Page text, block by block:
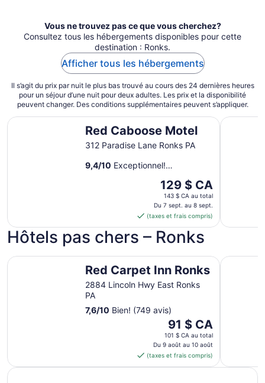
Vous ne trouvez pas ce que vous cherchez?
Consultez tous les hébergements disponibles pour cette
destination : Ronks.
Afficher tous les hébergements
Il s’agit du prix par nuit le plus bas trouvé au cours des 24 dernières heures
pour un séjour d’une nuit pour deux adultes. Les prix et la disponibilité
peuvent changer. Des conditions supplémentaires peuvent s’appliquer.
Red Caboose Motel
312 Paradise Lane Ronks PA
9,4/10 Exceptionnel!
Le
prix
est
de 129 $ CA
par
nuit
du 7
sept.
au 8
sept.
129 $ CA
143 $ CA au total
Du 7 sept. au 8 sept.
(taxes et frais compris)
Red Caboose Motel Fulton
Hôtels pas chers – Ronks
Red Carpet Inn Ronks
2884 Lincoln Hwy East Ronks
PA
7,6/10 Bien! (749 avis)
Le
prix
est
de 91 $ CA
par
91 $ CA
101 $ CA au total
Du 9 août au 10 août
(taxes et frais compris)
Red Carpet Inn Ronks Cherry